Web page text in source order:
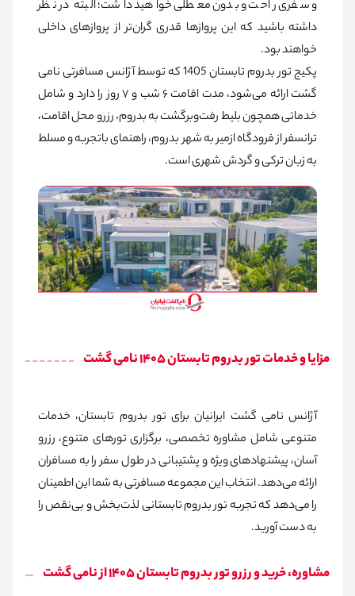
و سفری راحت و بدون معطلی خواهید داشت؛ البته در نظر
داشته باشید که این پروازها قدری گران‌تر از پروازهای داخلی
خواهند بود.
پکیج تور بدروم تابستان 1405 که توسط آژانس مسافرتی نامی
گشت ارائه می‌شود، مدت اقامت ۶ شب و ۷ روز را دارد و شامل
خدماتی همچون بلیط رفت‌وبرگشت به بدروم، رزرو محل اقامت،
ترانسفر از فرودگاه ازمیر به شهر بدروم، راهنمای باتجربه و مسلط
به زبان ترکی و گردش شهری است.
مزایا و خدمات تور بدروم تابستان 1405 نامی گشت
آژانس نامی گشت ایرانیان برای تور بدروم تابستان، خدمات
متنوعی شامل مشاوره تخصصی، برگزاری تورهای متنوع، رزرو
آسان، پیشنهادهای ویژه و پشتیبانی در طول سفر را به مسافران
ارائه می‌دهد. انتخاب این مجموعه مسافرتی به شما این اطمینان
را می‌دهد که تجربه تور بدروم تابستانی لذت‌بخش و بی‌نقص را
به دست آورید.
مشاوره، خرید و رزرو تور بدروم تابستان 1405 از نامی گشت